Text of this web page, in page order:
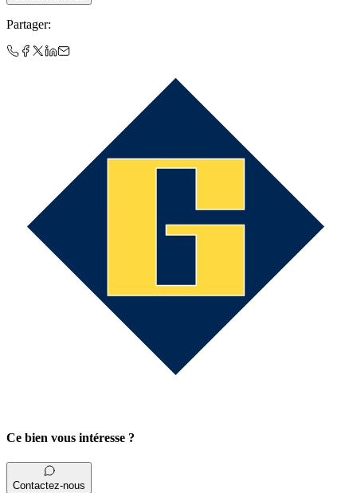
Partager:
Ce bien vous intéresse ?
Contactez-nous